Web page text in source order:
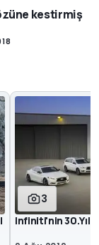
kestirmiş
3
Infiniti'nin